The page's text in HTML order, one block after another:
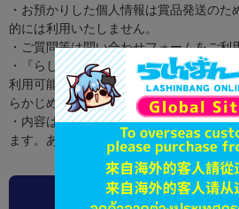
お預かりした個人情報は賞品発送のた
的には利用いたしません。
ご質問等は問い合わせフォームをご利
『らしんばん お買い物クーポン
利用可能です。らしんばんオンラインで
らかじめご了承ください。
内容は諸般の事情により、変更・延期
ます。あらかじめご了承ください。
らしんばん全店でも